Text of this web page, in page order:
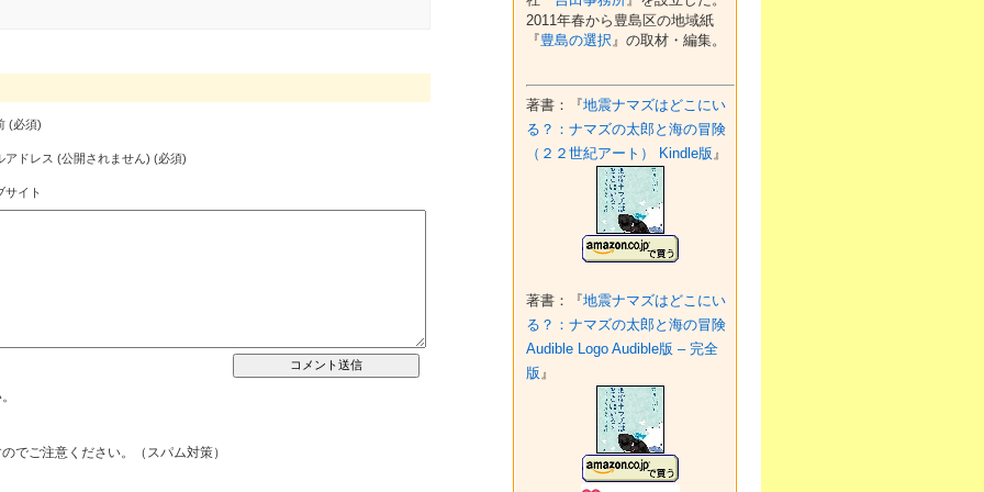
(必須)
アドレス (公開されません) (必須)
サイト
でご注意ください。（スパム対策）
2011年春から豊島区の地域紙
『豊島の選択』の取材・編集。
著書：『地震ナマズはどこにい
る？：ナマズの太郎と海の冒険
（２２世紀アート） Kindle版』
著書：『地震ナマズはどこにい
る？：ナマズの太郎と海の冒険
Audible Logo Audible版 – 完全
版』